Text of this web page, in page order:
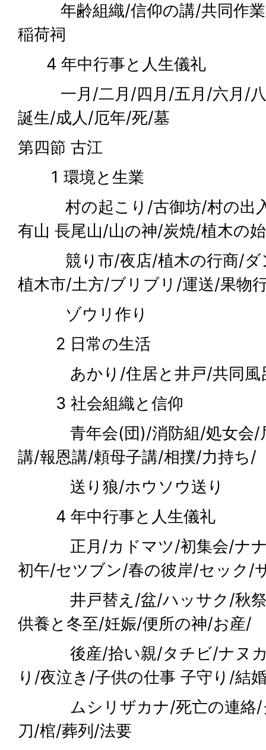
年齢組織/信仰の講/共同作業/
稲荷祠
4 年中行事と人生儀礼
一月/二月/四月/五月/六月/八
誕生/成人/厄年/死/墓
第四節 古江
1 環境と生業
村の起こり/古御坊/村の出入
有山 長尾山/山の神/炭焼/植木の
競り市/夜店/植木の行商/ダ
植木市/土方/ブリブリ/運送/果物
ゾウリ作り
2 日常の生活
あかり/住居と井戸/共同風
3 社会組織と信仰
青年会(団)/消防組/処女会/
講/報恩講/頼母子講/相撲/力持ち/
送り狼/ホウソウ送り
4 年中行事と人生儀礼
正月/カドマツ/初集会/ナナ
初午/セツブン/春の彼岸/セック/
井戸替え/盆/ハッサク/秋祭/
供養と冬至/妊娠/便所の神/お産/
後産/拾い親/タチビ/ナヌカ
り/夜泣き/子供の仕事 子守り/結
ムシリザカナ/死亡の連絡/
刀/棺/葬列/法要